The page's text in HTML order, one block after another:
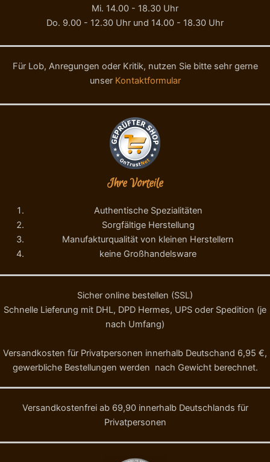
Mi. 14.00 - 18.30 Uhr
Do. 9.00 - 12.30 Uhr und 14.00 - 18.30 Uhr
Für Lob, Anregungen oder Kritik, nutzen Sie bitte sehr gerne
unser Kontaktformular
Ihre Vorteile
Authentische Spezialitäten
Sorgfältige Herstellung
Manufakturqualität von kleinen Herstellern
keine Großhandelsware
Sicher online bestellen (SSL)
Schnelle Lieferung mit DHL, DPD Hermes, UPS oder Spedition (je
nach Umfang)
Versandkosten für Privatpersonen innerhalb Deutschand 6,95 €,
gewerbliche Bestellungen werden nach Gewicht berechnet.
Versandkostenfrei ab 69,90 innerhalb Deutschlands für
Privatpersonen